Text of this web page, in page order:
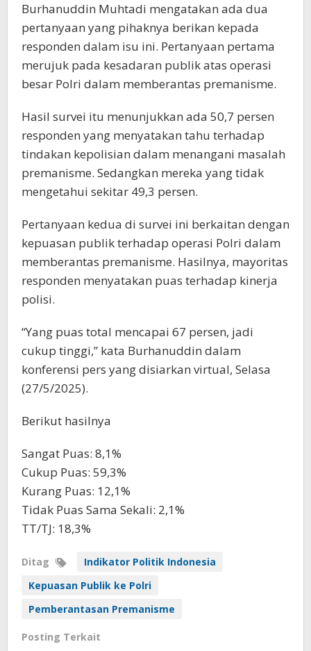
Burhanuddin Muhtadi mengatakan ada dua
pertanyaan yang pihaknya berikan kepada
responden dalam isu ini. Pertanyaan pertama
merujuk pada kesadaran publik atas operasi
besar Polri dalam memberantas premanisme.
Hasil survei itu menunjukkan ada 50,7 persen
responden yang menyatakan tahu terhadap
tindakan kepolisian dalam menangani masalah
premanisme. Sedangkan mereka yang tidak
mengetahui sekitar 49,3 persen.
Pertanyaan kedua di survei ini berkaitan dengan
kepuasan publik terhadap operasi Polri dalam
memberantas premanisme. Hasilnya, mayoritas
responden menyatakan puas terhadap kinerja
polisi.
“Yang puas total mencapai 67 persen, jadi
cukup tinggi,” kata Burhanuddin dalam
konferensi pers yang disiarkan virtual, Selasa
(27/5/2025).
Berikut hasilnya
Sangat Puas: 8,1%
Cukup Puas: 59,3%
Kurang Puas: 12,1%
Tidak Puas Sama Sekali: 2,1%
TT/TJ: 18,3%
Ditag
Indikator Politik Indonesia
Kepuasan Publik ke Polri
Pemberantasan Premanisme
Posting Terkait